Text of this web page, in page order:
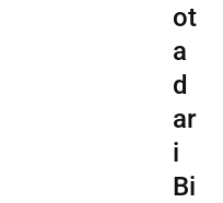
ot
a
d
ar
i
Bi